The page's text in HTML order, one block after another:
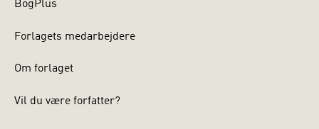
BogPlus
Forlagets medarbejdere
Om forlaget
Vil du være forfatter?